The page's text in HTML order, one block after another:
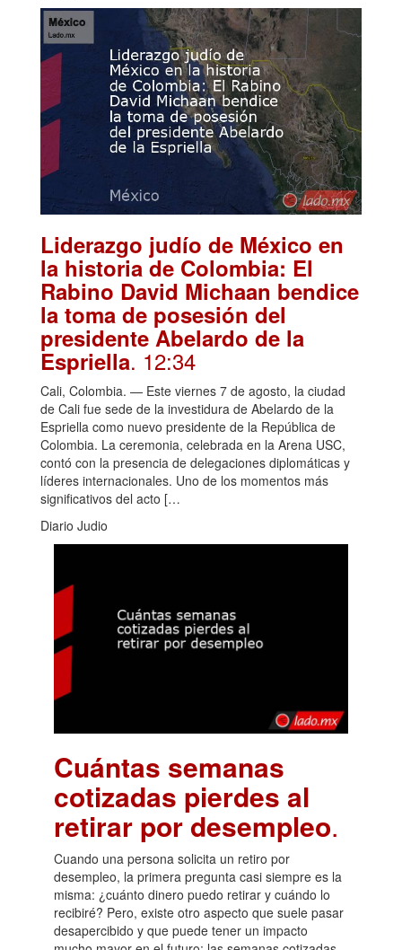
Liderazgo judío de México en
la historia de Colombia: El
Rabino David Michaan bendice
la toma de posesión del
presidente Abelardo de la
Espriella. 12:34
Cali, Colombia. — Este viernes 7 de agosto, la ciudad
de Cali fue sede de la investidura de Abelardo de la
Espriella como nuevo presidente de la República de
Colombia. La ceremonia, celebrada en la Arena USC,
contó con la presencia de delegaciones diplomáticas y
líderes internacionales. Uno de los momentos más
significativos del acto […
Diario Judio
Cuántas semanas
cotizadas pierdes al
retirar por desempleo.
Cuando una persona solicita un retiro por
desempleo, la primera pregunta casi siempre es la
misma: ¿cuánto dinero puedo retirar y cuándo lo
recibiré? Pero, existe otro aspecto que suele pasar
desapercibido y que puede tener un impacto